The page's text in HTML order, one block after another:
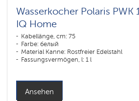
Wasserkocher Polaris PWK
IQ Home
Kabellänge, cm: 75
Farbe: белый
Material Kanne: Rostfreier Edelstahl
Fassungsvermögen, l: 1 l
Ansehen